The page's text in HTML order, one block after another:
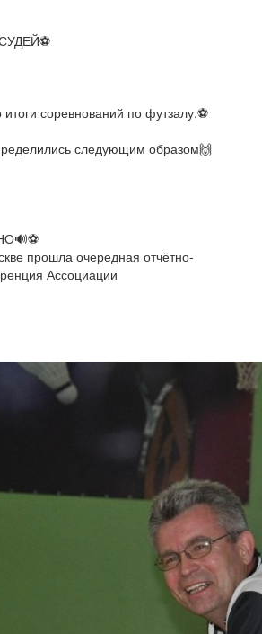
соревнований по футзалу.⚽️
следующим образом🙌
прошла очередная отчётно-
Ассоциации